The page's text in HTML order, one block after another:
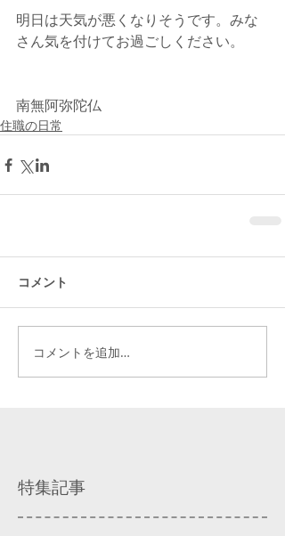
明日は天気が悪くなりそうです。みな
さん気を付けてお過ごしください。
南無阿弥陀仏
住職の日常
コメント
コメントを追加…
特集記事